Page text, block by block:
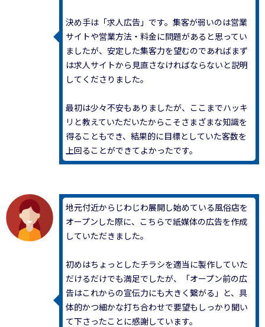
決め手は「求人広告」です。集客が弱いのは営業
サイトや営業方法・料金に問題があると思ってい
ましたが、安定した集客力を望むのであればまず
は求人サイトから見直さなければならないと説明
してくださりました。
最初は少々不安もありましたが、ここまでハッキ
リと教えていただいたからこそさまざまな知識を
得ることもでき、結果的に目標としていた客数を
上回ることができてよかったです。
地元付近からじわじわ展開し始めている風俗店を
オープンした際に、こちらで紙媒体の広告を作成
していただきました。
初めはちょっとしたチラシを適当に製作していた
だけるだけでも満足でしたが、「オープン前の広
告はこれからの宣伝力にも大きく繋がる」と、具
体的かつ細かな打ち合わせで要望もしっかり聞い
て下さったことに感謝しています。